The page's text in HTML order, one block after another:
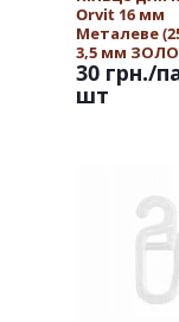
Orvit 16 мм
Металеве
3,5 мм
30 грн./
шт